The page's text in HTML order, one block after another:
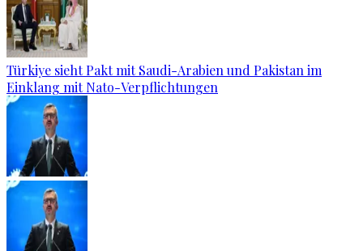
Türkiye sieht Pakt mit Saudi-Arabien und Pakistan im
Einklang mit Nato-Verpflichtungen